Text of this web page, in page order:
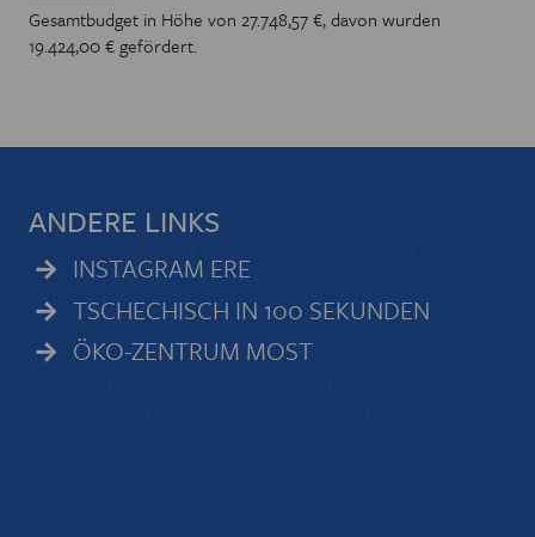
Gesamtbudget in Höhe von 27.748,57 €, davon wurden
19.424,00 € gefördert.
ANDERE LINKS
INSTAGRAM ERE
TSCHECHISCH IN 100 SEKUNDEN
ÖKO-ZENTRUM MOST